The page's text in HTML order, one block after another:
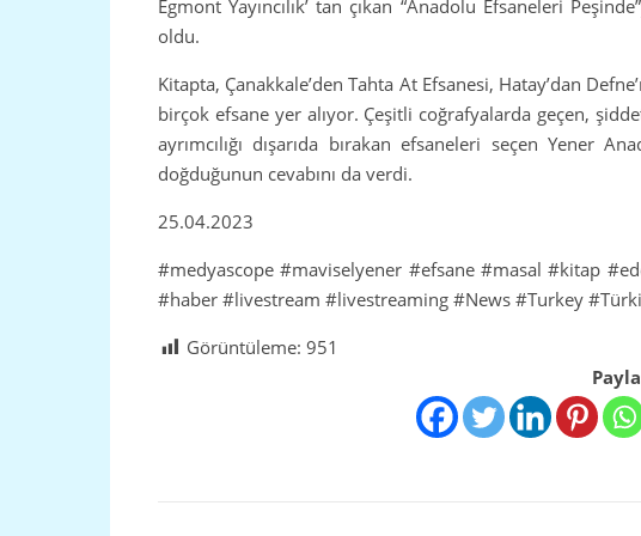
Egmont Yayıncılık’ tan çıkan “Anadolu Efsaneleri
oldu.
Kitapta, Çanakkale’den Tahta At Efsanesi, Hatay’dan
birçok efsane yer alıyor. Çeşitli coğrafyalarda geçen,
ayrımcılığı dışarıda bırakan efsaneleri seçen Yener
doğduğunun cevabını da verdi.
25.04.2023
#medyascope #maviselyener #efsane #masal #kitap
#haber #livestream #livestreaming #News #Turkey
Görüntüleme: 951